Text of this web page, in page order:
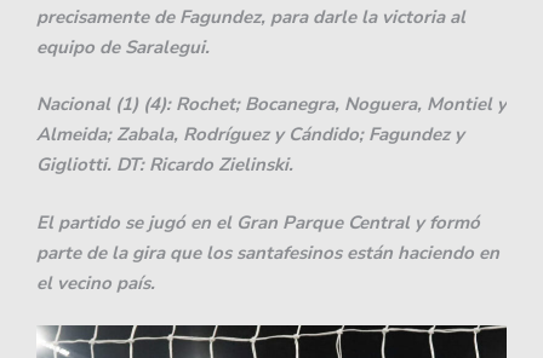
precisamente de Fagundez, para darle la victoria al
equipo de Saralegui.
Nacional (1) (4): Rochet; Bocanegra, Noguera, Montiel y
Almeida; Zabala, Rodríguez y Cándido; Fagundez y
Gigliotti. DT: Ricardo Zielinski.
El partido se jugó en el Gran Parque Central y formó
parte de la gira que los santafesinos están haciendo en
el vecino país.